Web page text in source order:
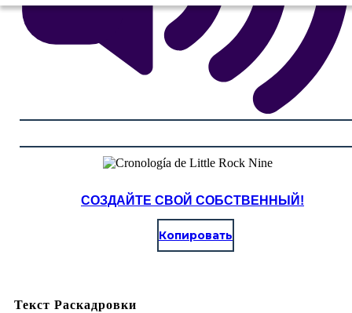
СОЗДАЙТЕ СВОЙ СОБСТВЕННЫЙ!
Копировать
Текст Раскадровки